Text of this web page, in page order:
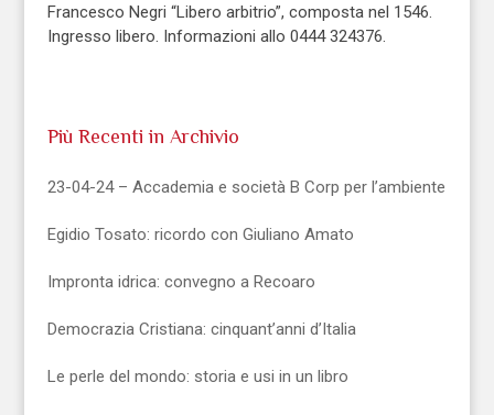
Francesco Negri “Libero arbitrio”, composta nel 1546.
Ingresso libero. Informazioni allo 0444 324376.
Più Recenti in Archivio
23-04-24 – Accademia e società B Corp per l’ambiente
Egidio Tosato: ricordo con Giuliano Amato
Impronta idrica: convegno a Recoaro
Democrazia Cristiana: cinquant’anni d’Italia
Le perle del mondo: storia e usi in un libro